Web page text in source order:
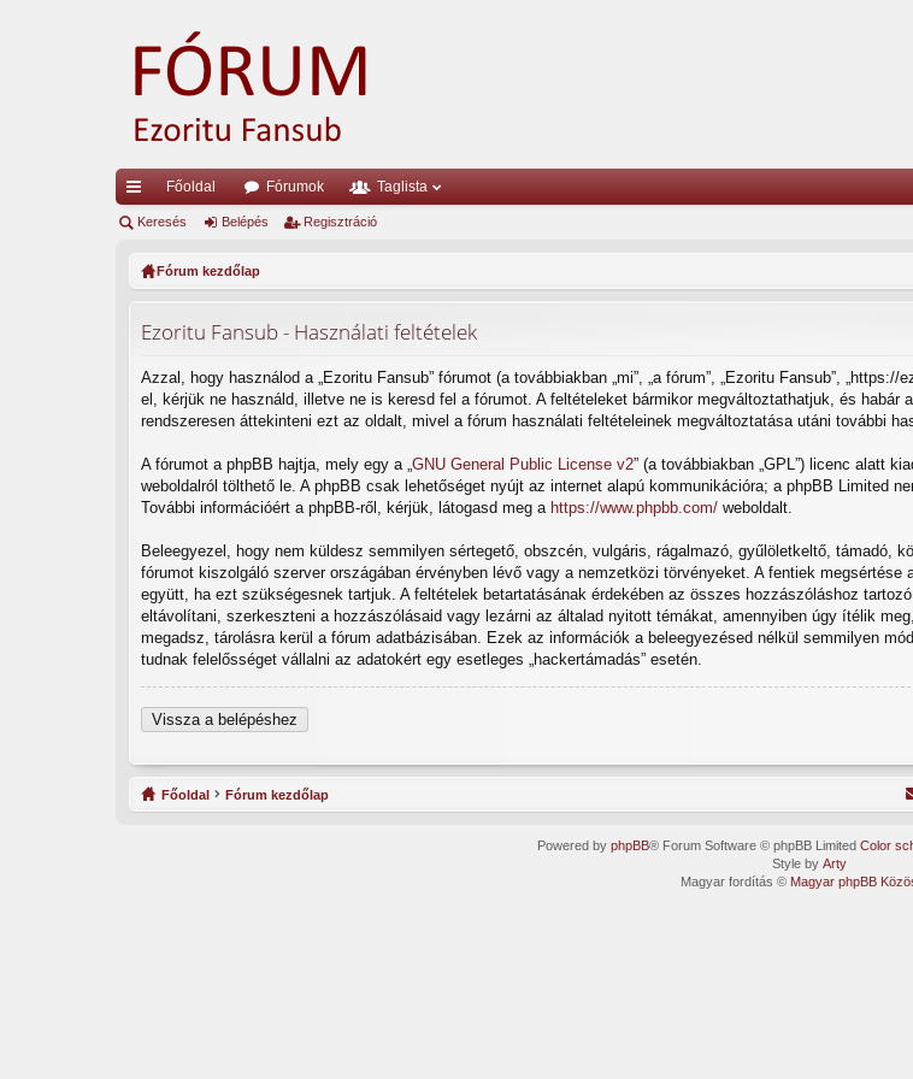
yo
Főoldal Fórumok Taglista
Keresés Belépés Regisztráció
Fórum kezdőlap
Ezoritu Fansub - Használati feltételek
Azzal, hogy használod a „Ezoritu Fansub” fórumot (a továbbiakban „mi”, „a fórum”, „Ezoritu Fansub”,
el, kérjük ne használd, illetve ne is keresd fel a fórumot. A feltételeket bármikor megváltoztathatjuk, és
rendszeresen áttekinteni ezt az oldalt, mivel a fórum használati feltételeinek megváltoztatása utáni további
A fórumot a phpBB hajtja, mely egy a „ GNU General Public License v2” (a továbbiakban „GPL”) licenc alatt
weboldalról tölthető le. A phpBB csak lehetőséget nyújt az internet alapú kommunikációra; a phpBB Limited
További információért a phpBB-ről, kérjük, látogasd meg a https://www.phpbb.com/ weboldalt.
Beleegyezel, hogy nem küldesz semmilyen sértegető, obszcén, vulgáris, rágalmazó, gyűlöletkeltő, támadó,
fórumot kiszolgáló szerver országában érvényben lévő vagy a nemzetközi törvényeket. A fentiek
együtt, ha ezt szükségesnek tartjuk. A feltételek betartatásának érdekében az összes hozzászóláshoz
eltávolítani, szerkeszteni a hozzászólásaid vagy lezárni az általad nyitott témákat, amennyiben úgy ítélik
megadsz, tárolásra kerül a fórum adatbázisában. Ezek az információk a beleegyezésed nélkül semmilyen
tudnak felelősséget vállalni az adatokért egy esetleges „hackertámadás” esetén.
Vissza a belépéshez
Főoldal Fórum kezdőlap
Powered by phpBB® Forum Software © phpBB Limited Color
Style by Arty
Magyar fordítás © Magyar phpBB